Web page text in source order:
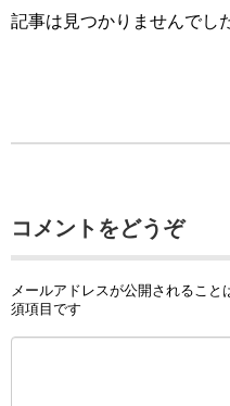
記事は見つかりませんでし
コメントをどうぞ
メールアドレスが公開されること
須項目です